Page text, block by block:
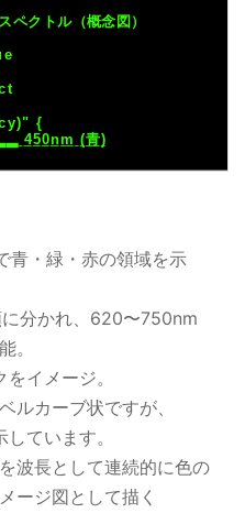
青・緑・赤の領域を示
分かれ、620〜750nm
。
イメージ。
ルカーブ状ですが、
ています。
波長として連続的に色の
ージ図として描く